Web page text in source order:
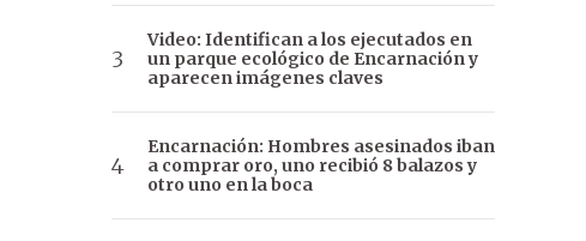
Video: Identifican a los ejecutados en
un parque ecológico de Encarnación y
aparecen imágenes claves
Encarnación: Hombres asesinados iban
a comprar oro, uno recibió 8 balazos y
otro uno en la boca